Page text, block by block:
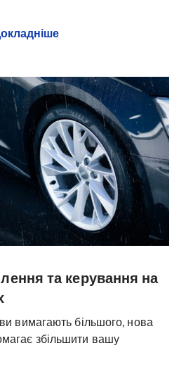
та керування на
вимагають більшого, нова
збільшити вашу